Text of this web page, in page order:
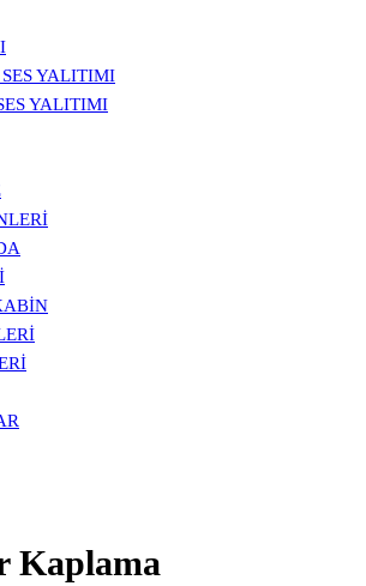
YALITIMI
YALITIMI
Kaplama